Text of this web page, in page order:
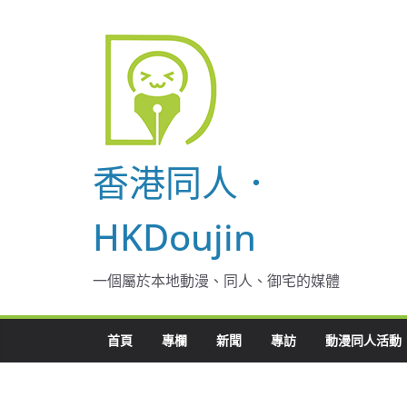
香港同人．
HKDoujin
一個屬於本地動漫、同人、御宅的媒體
首頁 專欄 新聞 專訪 動漫同人活動